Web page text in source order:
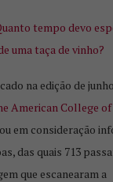
tempo devo
uma taça de vinho?
na edição de junho
American College of
em consideração
das quais 713
que escanearam a